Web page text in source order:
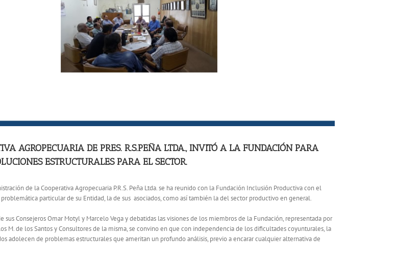
AGROPECUARIA DE PRES. R.S.PEÑA LTDA., INVITÓ A LA FUNDACIÓN PARA
ESTRUCTURALES PARA EL SECTOR.
de la Cooperativa Agropecuaria P.R.S. Peña Ltda. se ha reunido con la Fundación Inclusión Productiva con el
particular de su Entidad, la de sus asociados, como así también la del sector productivo en general.
sus Consejeros Omar Motyl y Marcelo Vega y debatidas las visiones de los miembros de la Fundación, representada por
M. de los Santos y Consultores de la misma, se convino en que con independencia de los dificultades coyunturales, la
adolecen de problemas estructurales que ameritan un profundo análisis, previo a encarar cualquier alternativa de